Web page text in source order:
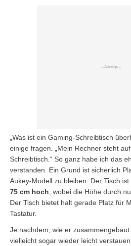
„Was ist ein Gaming-Schreibtisch
einige fragen. „Mein Rechner steht
Schreibtisch.“ So ganz habe ich das
verstanden. Ein Grund ist sicherlich
Aukey-Modell zu bleiben: Der Tisch ist
75 cm hoch , wobei die Höhe durch
Der Tisch bietet halt gerade Platz für
Tastatur.
Je nachdem, wie er
vielleicht sogar wieder leicht